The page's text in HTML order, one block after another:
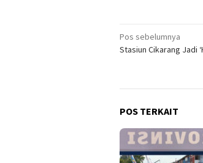
Navigasi
pos
Pos sebelumnya
Stasiun Cikarang Jadi
POS TERKAIT